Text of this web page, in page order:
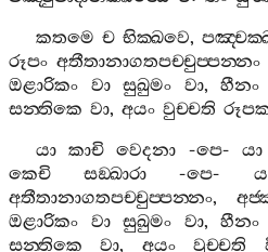
කතමෙ ච භික‍්ඛවෙ,
රූපං අතීතානාගතපච‍්චුප‍්පන‍්නං
ඔළාරිකං
වා සුඛුමං වා,හීනං
සන‍්තිකෙ වා, අයං වුච‍්චති
යා
කාචි වෙදනා -පෙ-යා
කෙචි
සඞ‍්ඛාරා -පෙ-
අතීතානාගතපච‍්චුප‍්පන‍්නං,
ඔළාරිකං
වා සුඛුමං වා,හීනං
සන‍්තිකෙ
වා, අයං වුච‍්චති